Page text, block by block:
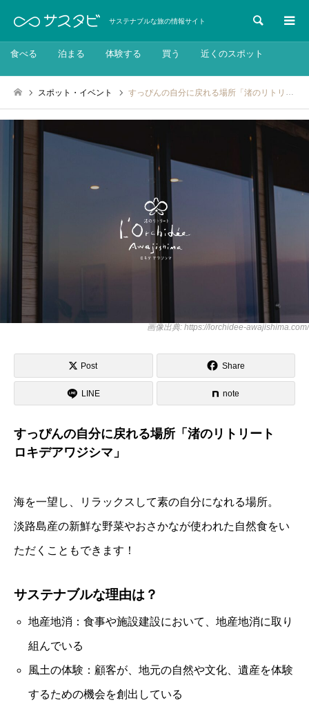
サステナブルな旅の情報サイト 検索
食べる 泊まる 体験する 買う 近くのスポット
スポット・イベント すっぴんの自分に戻れる場所「渚のリトリート ロキデアワジシマ」
画像出典: https://lorchidee-awajishima.com/
Post Share
LINE note
すっぴんの自分に戻れる場所「渚のリトリート
ロキデアワジシマ」
海を一望し、リラックスして素の自分になれる場所。
淡路島産の新鮮な野菜やおさかなが使われた自然食をい
ただくこともできます！
サステナブルな理由は？
地産地消：食事や施設建設において、地産地消に取り
組んでいる
風土の体験：顧客が、地元の自然や文化、遺産を体験
するための機会を創出している